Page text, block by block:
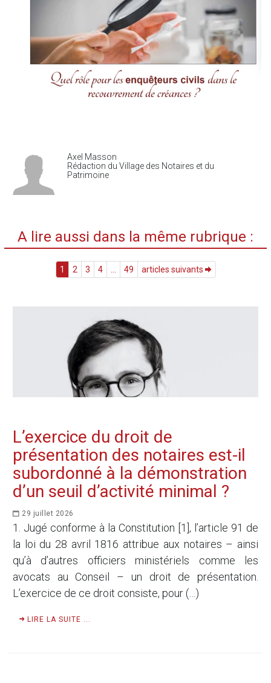
Axel Masson
Rédaction du Village des Notaires et du
Patrimoine
A lire aussi dans la même rubrique :
1 2 3 4 ... 49 articles suivants
L’exercice du droit de
présentation des notaires est-il
subordonné à la démonstration
d’un seuil d’activité minimal ?
29 juillet 2026
1. Jugé conforme à la Constitution [1], l’article 91 de
la loi du 28 avril 1816 attribue aux notaires – ainsi
qu’à d’autres officiers ministériels comme les
avocats au Conseil – un droit de présentation.
L’exercice de ce droit consiste, pour (…)
LIRE LA SUITE ...